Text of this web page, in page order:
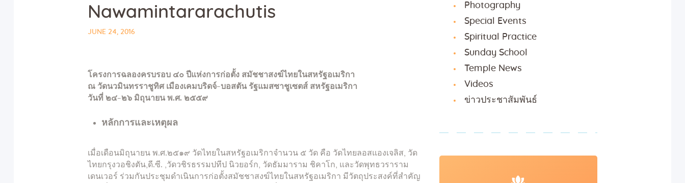
Nawamintararachutis
JUNE 24, 2016
โครงการฉลองครบรอบ ๔๐ปีแห่งการก่อตั้งสมัชชาสงฆ์ไทยในสหรัฐอเมริกา
ณ วัดนวมินทรราชูทิศ เมืองเคมบริดจ์-บอสตัน รัฐแมสซาชูเซตส์ สหรัฐอเมริกา
วันที่ ๒๔-๒๖มิถุนายน พ.ศ. ๒๕๕๙
หลักการและเหตุผล
เมื่อเดือนมิถุนายน พ.ศ.๒๕๑๙ วัดไทยในสหรัฐอเมริกาจำนวน ๕ วัด คือ วัดไทยลอสแองเจลิส, วัด
ไทยกรุงวอชิงตัน,ดี.ซี. ,วัดวชิรธรรมปทีป นิวยอร์ก, วัดธัมมาราม ชิคาโก, และวัดพุทธวราราม
เดนเวอร์ ร่วมกันประชุมดำเนินการก่อตั้งสมัชชาสงฆ์ไทยในสหรัฐอเมริกา มีวัตถุประสงค์ที่สำคัญ
Photography
Special Events
Spiritual Practice
Sunday School
Temple News
Videos
ข่าวประชาสัมพันธ์